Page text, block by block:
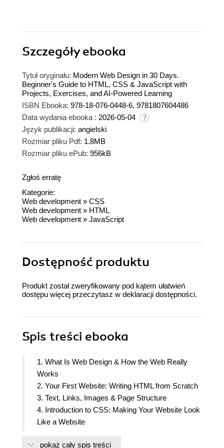
Szczegółyebooka
Tytuł oryginału: Modern Web Design in 30 Days.
Beginner's Guide to HTML, CSS & JavaScript with
Projects, Exercises, and AI-Powered Learning
ISBN Ebooka: 978-18-076-0448-6, 9781807604486
Data wydania ebooka : 2026-05-04
Język publikacji: angielski
Rozmiar pliku Pdf: 1.8MB
Rozmiar pliku ePub: 956kB
Zgłoś erratę
Kategorie:
Web development » CSS
Web development » HTML
Web development » JavaScript
Dostępność produktu
Produkt został zweryfikowany pod kątem ułatwień
dostępu więcej przeczytasz w deklaracji dostępności.
Spis treści ebooka
1. What Is Web Design & How the Web Really
Works
2. Your First Website: Writing HTML from Scratch
3. Text, Links, Images & Page Structure
4. Introduction to CSS: Making Your Website Look
Like a Website
Applied
pokaż cały spis treści